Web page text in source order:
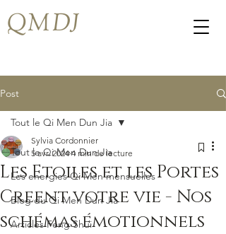
QMDJ
Post
Tout le Qi Men Dun Jia
Les energies Qi Men mensuelles
Blog du Qi Men Dun Jia
Articles Feng Shui
Tout le Qi Men Dun Jia
Les Etoiles et les Portes
Creent votre vie - Nos
schémas émotionnels
Sylvia Cordonnier
5 avr. 2024 4 min de lecture